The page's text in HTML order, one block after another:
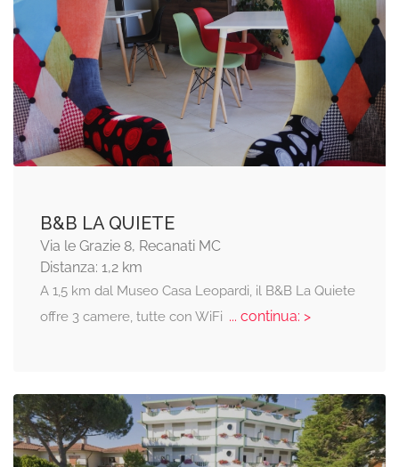
B&B LA QUIETE
Via le Grazie 8, Recanati MC
Distanza: 1,2 km
A 1,5 km dal Museo Casa Leopardi, il B&B La Quiete
offre 3 camere, tutte con WiFi ... continua: >